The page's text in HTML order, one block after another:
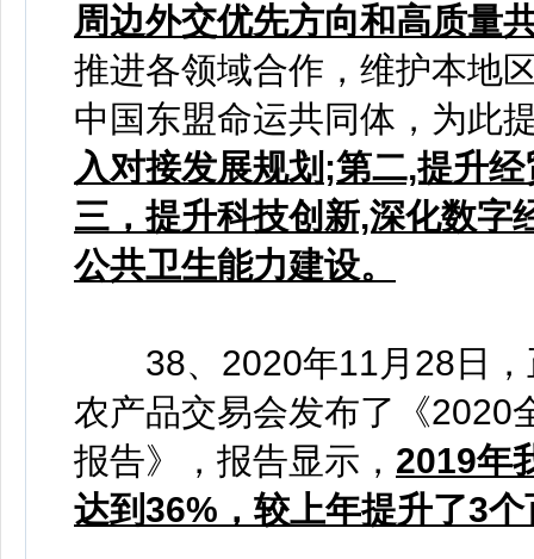
周边外交优先方向和高质量
推进各领域合作，维护本地
中国东盟命运共同体，为此
入对接发展规划;第二,提升
三，提升科技创新,深化数字
公共卫生能力建设。
38、2020年11月28日，
农产品交易会发布了《2020
报告》，报告显示， 2019年
达到36%，较上年提升了3